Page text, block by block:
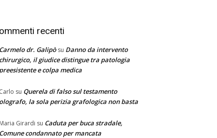
recenti
dr. Galipòsu Danno da intervento
il giudice distingue tra patologia
e colpa medica
su Querela di falso sul testamento
la sola perizia grafologica non basta
Girardi su Caduta per buca stradale,
condannato per mancata